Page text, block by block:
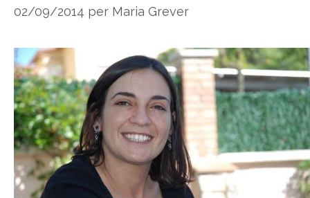
02/09/2014 per Maria Grever